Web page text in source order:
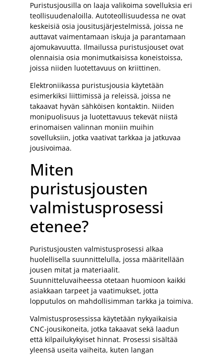
Puristusjousilla on laaja valikoima sovelluksia eri
teollisuudenaloilla. Autoteollisuudessa ne ovat
keskeisiä osia jousitusjärjestelmissä, joissa ne
auttavat vaimentamaan iskuja ja parantamaan
ajomukavuutta. Ilmailussa puristusjouset ovat
olennaisia osia monimutkaisissa koneistoissa,
joissa niiden luotettavuus on kriittinen.
Elektroniikassa puristusjousia käytetään
esimerkiksi liittimissä ja releissä, joissa ne
takaavat hyvän sähköisen kontaktin. Niiden
monipuolisuus ja luotettavuus tekevät niistä
erinomaisen valinnan moniin muihin
sovelluksiin, jotka vaativat tarkkaa ja jatkuvaa
jousivoimaa.
Miten
puristusjousten
valmistusprosessi
etenee?
Puristusjousten valmistusprosessi alkaa
huolellisella suunnittelulla, jossa määritellään
jousen mitat ja materiaalit.
Suunnitteluvaiheessa otetaan huomioon kaikki
asiakkaan tarpeet ja vaatimukset, jotta
lopputulos on mahdollisimman tarkka ja toimiva.
Valmistusprosessissa käytetään nykyaikaisia
CNC-jousikoneita, jotka takaavat sekä laadun
että kilpailukykyiset hinnat. Prosessi sisältää
yleensä useita vaiheita, kuten langan